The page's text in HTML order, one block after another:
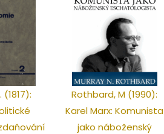
(1817):
Rothbard, M (1990):
Karel Marx: Komunista
jako náboženský